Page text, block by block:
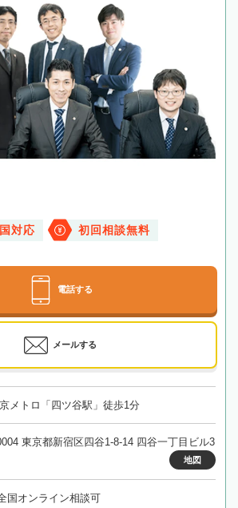
対応 初回相談無料
電話する
メールする
メトロ「四ツ谷駅」徒歩1分
東京都新宿区四谷1-8-14 四谷一丁目ビル3
地図
国オンライン相談可